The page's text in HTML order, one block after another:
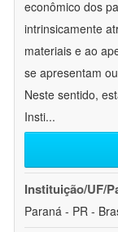
econômico dos
intrinsicamente
materiais e ao
se apresentam
Neste sentido,
Insti...
Instituição/UF/
Paraná - PR -